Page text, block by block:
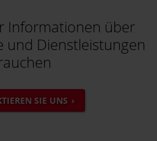
Informationen über
und Dienstleistungen
SIE UNS